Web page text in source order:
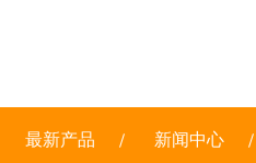
最新产品 新闻中心